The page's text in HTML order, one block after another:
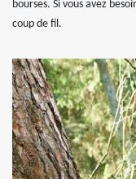
bourses. Si vous avez
coup de fil.